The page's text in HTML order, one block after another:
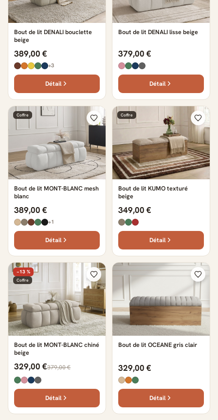
Bout de lit DENALI bouclette
beige
389,00 €
+3
Détail
Bout de lit DENALI lisse beige
379,00 €
Détail
Coffre
Bout de lit MONT-BLANC mesh
blanc
389,00 €
+1
Détail
Coffre
Bout de lit KUMO texturé
beige
349,00 €
Détail
−13 %
Coffre
Bout de lit MONT-BLANC chiné
beige
329,00 €379,00 €
Détail
Bout de lit OCEANE gris clair
329,00 €
Détail